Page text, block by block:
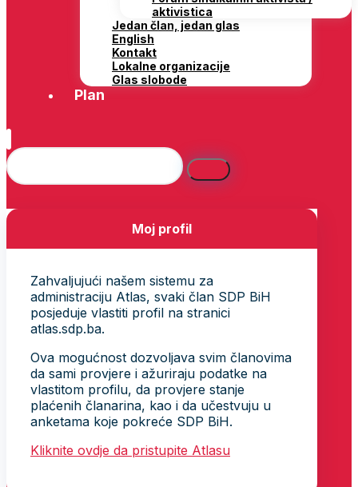
aktivistica
Jedan član, jedan glas
English
Kontakt
Lokalne organizacije
Glas slobode
Plan
Moj profil
Zahvaljujući našem sistemu za
administraciju Atlas, svaki član SDP BiH
posjeduje vlastiti profil na stranici
atlas.sdp.ba.
Ova mogućnost dozvoljava svim članovima
da sami provjere i ažuriraju podatke na
vlastitom profilu, da provjere stanje
plaćenih članarina, kao i da učestvuju u
anketama koje pokreće SDP BiH.
Kliknite ovdje da pristupite Atlasu